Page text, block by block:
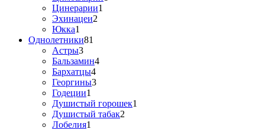
Цинерарии1
Эхинацеи2
Юкка1
Однолетники81
Астры3
Бальзамин4
Бархатцы4
Георгины3
Годеции1
Душистый горошек1
Душистый табак2
Лобелия1